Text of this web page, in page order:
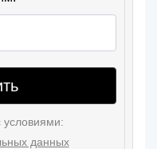
данных